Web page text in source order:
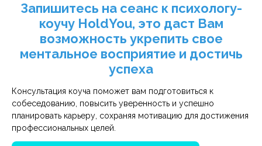
Запишитесь на сеанс к психологу-
коучу HoldYou, это даст Вам
возможность укрепить свое
ментальное восприятие и достичь
успеха
Консультация коуча поможет вам подготовиться к
собеседованию, повысить уверенность и успешно
планировать карьеру, сохраняя мотивацию для достижения
профессиональных целей.